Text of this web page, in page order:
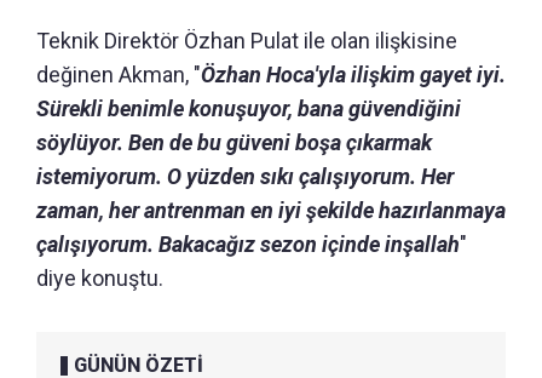
Teknik Direktör Özhan Pulat ile olan ilişkisine
değinen Akman, "Özhan Hoca'yla ilişkim gayet iyi.
Sürekli benimle konuşuyor, bana güvendiğini
söylüyor. Ben de bu güveni boşa çıkarmak
istemiyorum. O yüzden sıkı çalışıyorum. Her
zaman, her antrenman en iyi şekilde hazırlanmaya
çalışıyorum. Bakacağız sezon içinde inşallah"
diye konuştu.
GÜNÜN ÖZETİ